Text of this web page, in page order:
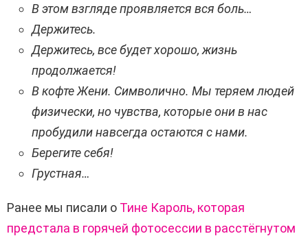
В этом взгляде проявляется вся боль…
Держитесь.
Держитесь, все будет хорошо, жизнь
продолжается!
В кофте Жени. Символично. Мы теряем людей
физически, но чувства, которые они в нас
пробудили навсегда остаются с нами.
Берегите себя!
Грустная…
Ранее мы писали о Тине Кароль, которая
предстала в горячей фотосессии в расстёгнутом